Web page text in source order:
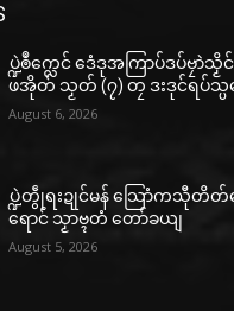
ပ္ဍဲၜဳက္လေင် ဒေံဒုအကြာပ်ဒပ်ဗၠာဲ
ဖအိုတ် သၟတ် (၇) တၠ ဒးဒုင်ရပ်သ္ပ
August 6, 2026
ပ္ဍဲတွဵုရးဍုင်မန် သြောံကသီုတိတ်
ရောင် သၟာဗ္ၚတံ တော်ခယျ
August 5, 2026